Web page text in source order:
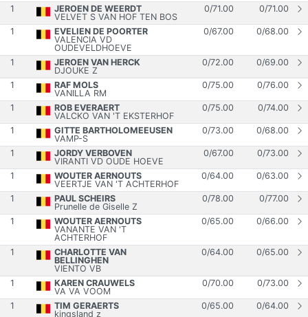
1
JEROEN DE WEERDT
VELVET S VAN HOF TEN BOS
0/71.00 0/71.00
1
EVELIEN DE POORTER
VALENCIA VD
OUDEVELDHOEVE
0/67.00 0/68.00
1
JEROEN VAN HERCK
DJOUKE Z
0/72.00 0/69.00
1
RAF MOLS
VANILLA RM
0/75.00 0/76.00
1
ROB EVERAERT
VALCKO VAN 'T EKSTERHOF
0/75.00 0/74.00
1
GITTE BARTHOLOMEEUSEN
VAMP-S
0/73.00 0/68.00
1
JORDY VERBOVEN
VIRANTI VD OUDE HOEVE
0/67.00 0/73.00
1
WOUTER AERNOUTS
VEERTJE VAN 'T ACHTERHOF
0/64.00 0/63.00
1
PAUL SCHEIRS
Prunelle de Giselle Z
0/78.00 0/77.00
1
WOUTER AERNOUTS
VANANTE VAN 'T
ACHTERHOF
0/65.00 0/66.00
1
CHARLOTTE VAN
BELLINGHEN
VIENTO VB
0/64.00 0/65.00
1
KAREN CRAUWELS
VA VA VOOM
0/70.00 0/73.00
1
TIM GERAERTS
kingsland z
0/65.00 0/64.00